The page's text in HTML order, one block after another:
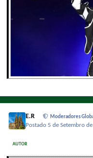
E.R Moderadores
Postado 5 de Setembro
AUTOR